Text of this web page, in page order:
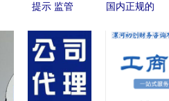
提示 监管
疗险或将改
动？理性看
待停售风波
国内正规的
2021更新
版